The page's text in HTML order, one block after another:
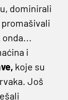
dominirali
i
koje su
Još